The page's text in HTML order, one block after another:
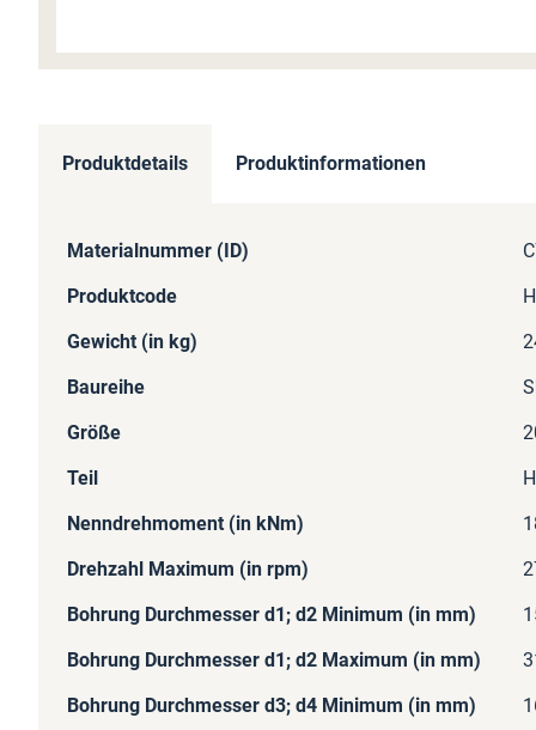
Bildergalerie
Produktdetails
Mehr
Materialnummer (ID)
Produktcode
Gewicht (in kg)
Baureihe
Größe
Teil
Nenndrehmoment (in kNm)
Drehzahl Maximum (in rpm)
Bohrung Durchmesser d1; d2 Minimum (in mm)
Bohrung Durchmesser d1; d2 Maximum (in mm)
Bohrung Durchmesser d3; d4 Minimum (in mm)
Produktinformationen